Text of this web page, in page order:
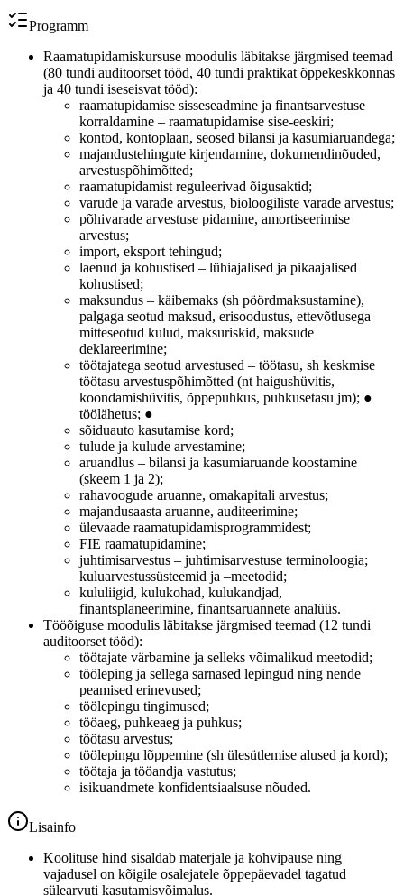
Programm
Raamatupidamiskursuse moodulis läbitakse järgmised teemad
(80 tundi auditoorset tööd, 40 tundi praktikat õppekeskkonnas
ja 40 tundi iseseisvat tööd):
raamatupidamise sisseseadmine ja finantsarvestuse
korraldamine – raamatupidamise sise-eeskiri;
kontod, kontoplaan, seosed bilansi ja kasumiaruandega;
majandustehingute kirjendamine, dokumendinõuded,
arvestuspõhimõtted;
raamatupidamist reguleerivad õigusaktid;
varude ja varade arvestus, bioloogiliste varade arvestus;
põhivarade arvestuse pidamine, amortiseerimise
arvestus;
import, eksport tehingud;
laenud ja kohustised – lühiajalised ja pikaajalised
kohustised;
maksundus – käibemaks (sh pöördmaksustamine),
palgaga seotud maksud, erisoodustus, ettevõtlusega
mitteseotud kulud, maksuriskid, maksude
deklareerimine;
töötajatega seotud arvestused – töötasu, sh keskmise
töötasu arvestuspõhimõtted (nt haigushüvitis,
koondamishüvitis, õppepuhkus, puhkusetasu jm); ●
töölähetus; ●
sõiduauto kasutamise kord;
tulude ja kulude arvestamine;
aruandlus – bilansi ja kasumiaruande koostamine
(skeem 1 ja 2);
rahavoogude aruanne, omakapitali arvestus;
majandusaasta aruanne, auditeerimine;
ülevaade raamatupidamisprogrammidest;
FIE raamatupidamine;
juhtimisarvestus – juhtimisarvestuse terminoloogia;
kuluarvestussüsteemid ja –meetodid;
kululiigid, kulukohad, kulukandjad,
finantsplaneerimine, finantsaruannete analüüs.
Tööõiguse moodulis läbitakse järgmised teemad (12 tundi
auditoorset tööd):
töötajate värbamine ja selleks võimalikud meetodid;
tööleping ja sellega sarnased lepingud ning nende
peamised erinevused;
töölepingu tingimused;
tööaeg, puhkeaeg ja puhkus;
töötasu arvestus;
töölepingu lõppemine (sh ülesütlemise alused ja kord);
töötaja ja tööandja vastutus;
isikuandmete konfidentsiaalsuse nõuded.
Lisainfo
Koolituse hind sisaldab materjale ja kohvipause ning
vajadusel on kõigile osalejatele õppepäevadel tagatud
sülearvuti kasutamisvõimalus.